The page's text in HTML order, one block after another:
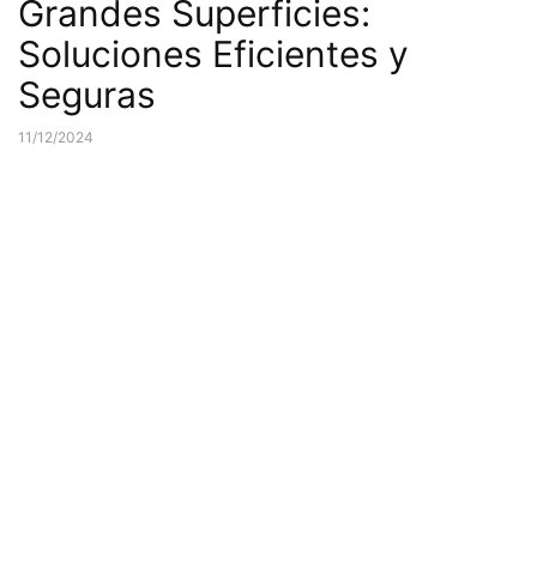
Grandes Superficies:
Soluciones Eficientes y
Seguras
11/12/2024